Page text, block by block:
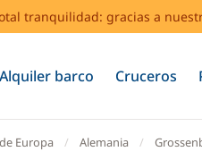
tranquilidad: gracias a
Alquiler barco Cruceros
Europa Alemania